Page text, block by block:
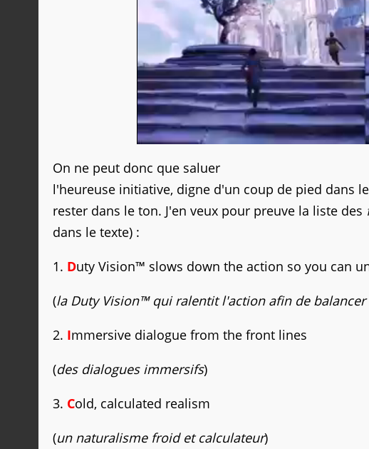
On ne peut donc que saluer
l'heureuse initiative, digne d'un coup de pied dans
rester dans le ton. J'en veux pour preuve la liste des
dans le texte) :
1. Duty Vision™ slows down the action so you can
(la Duty Vision™ qui ralentit l'action afin de
2. Immersive dialogue from the front lines
(des dialogues immersifs)
3. Cold, calculated realism
(un naturalisme froid et calculateur)